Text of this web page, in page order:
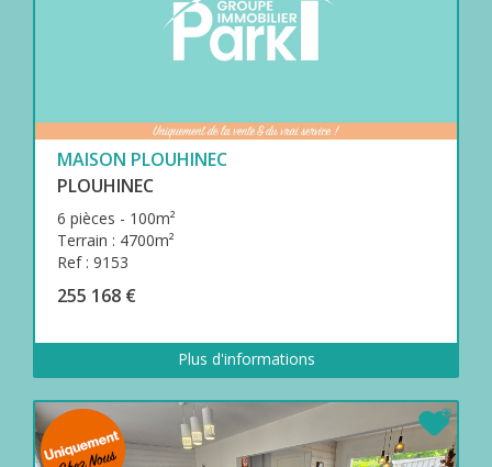
MAISON PLOUHINEC
PLOUHINEC
6 pièces - 100m²
Terrain : 4700m²
Ref : 9153
255 168 €
Plus d'informations